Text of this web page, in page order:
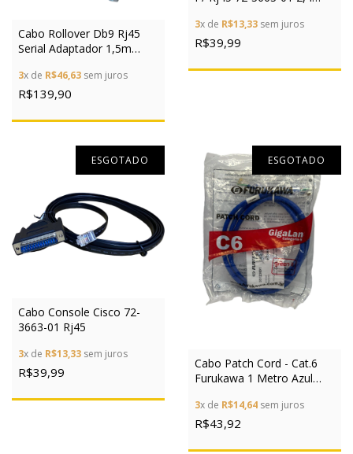
Cabo Rollover Db9 Rj45
Serial Adaptador 1,5m
3x de R$46,63 sem juros
R$139,90
3x de R$13,33 sem juros
R$39,99
ESGOTADO
Cabo Console Cisco 72-
3663-01 Rj45
3x de R$13,33 sem juros
R$39,99
ESGOTADO
Cabo Patch Cord - Cat.6
Furukawa 1 Metro Azul
3x de R$14,64 sem juros
R$43,92